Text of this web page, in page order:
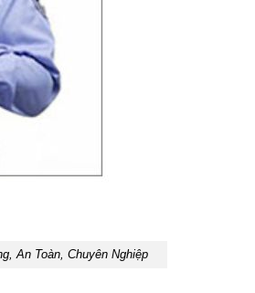
An Toàn, Chuyên Nghiệp